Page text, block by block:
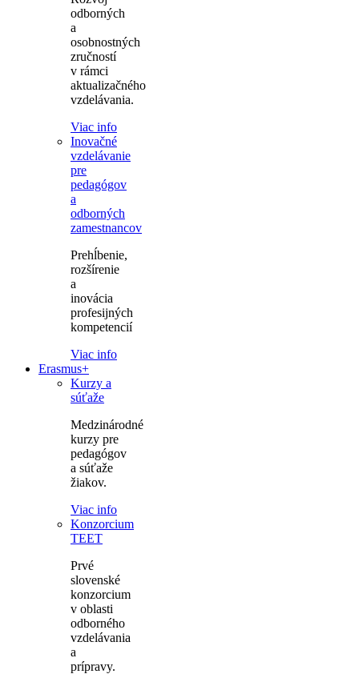
odborných
a
osobnostných
zručností
v rámci
aktualizačného
vzdelávania.
Viac info
Inovačné
vzdelávanie
pre
pedagógov
a
odborných
zamestnancov
Prehĺbenie,
rozšírenie
a
inovácia
profesijných
kompetencií
Viac info
Erasmus+
Kurzy a
súťaže
Medzinárodné
kurzy pre
pedagógov
a súťaže
žiakov.
Viac info
Konzorcium
TEET
Prvé
slovenské
konzorcium
v oblasti
odborného
vzdelávania
a
prípravy.